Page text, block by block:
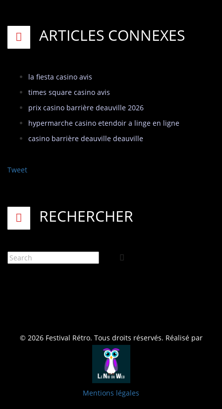
ARTICLES CONNEXES
la fiesta casino avis
times square casino avis
prix casino barrière deauville 2026
hypermarche casino etendoir a linge en ligne
casino barrière deauville deauville
Tweet
RECHERCHER
© 2026 Festival Rétro. Tous droits réservés. Réalisé par
Mentions légales